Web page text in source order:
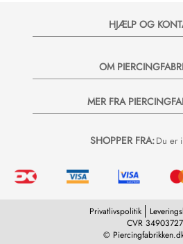
HJÆLP OG
OM
MER FRA
SHOPPER FRA:Du er i
©
CVR 34903727
Privatlivspolitik
Vil du
Bliv en del af
nyheder og
20% rabatkode